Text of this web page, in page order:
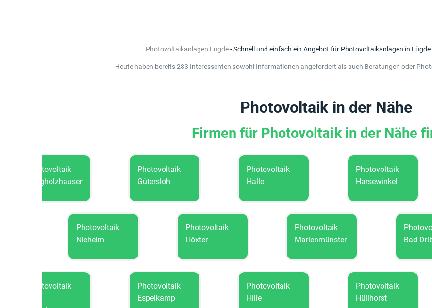
Photovoltaikanlagen Lügde- Schnell und einfach ein Angebot für Photovoltaikanlagen in
Heute haben bereits 283 Interessenten sowohl Informationen angefordert als auch Beratungen oder
Photovoltaik in der Nähe
Firmen für Photovoltaik in der Nähe
Photovoltaik
Borgholzhausen
Photovoltaik
Gütersloh
Photovoltaik
Photovoltaik
Harsewinkel
Photovoltaik
Marienmünster
Photovoltaik
Photovoltaik
Nieheim
Photovoltaik
Photovoltaik
Espelkamp
Photovoltaik
Photovoltaik
Hüllhorst